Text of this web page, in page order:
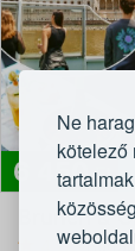
Ne
kötelező
6 450Ft
Brunch &
4,7/5